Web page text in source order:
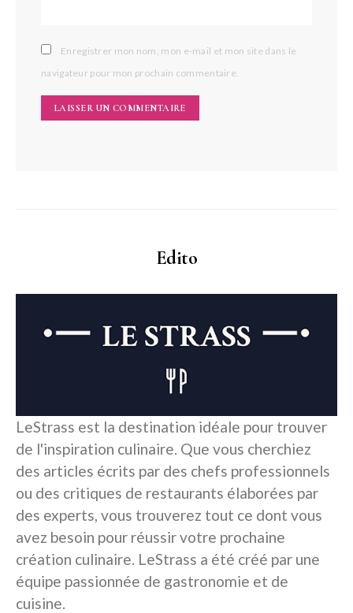
Enregistrer mon nom, mon e-mail et mon site dans le
navigateur pour mon prochain commentaire.
Edito
LeStrass est la destination idéale pour trouver
de l'inspiration culinaire. Que vous cherchiez
des articles écrits par des chefs professionnels
ou des critiques de restaurants élaborées par
des experts, vous trouverez tout ce dont vous
avez besoin pour réussir votre prochaine
création culinaire. LeStrass a été créé par une
équipe passionnée de gastronomie et de
cuisine.